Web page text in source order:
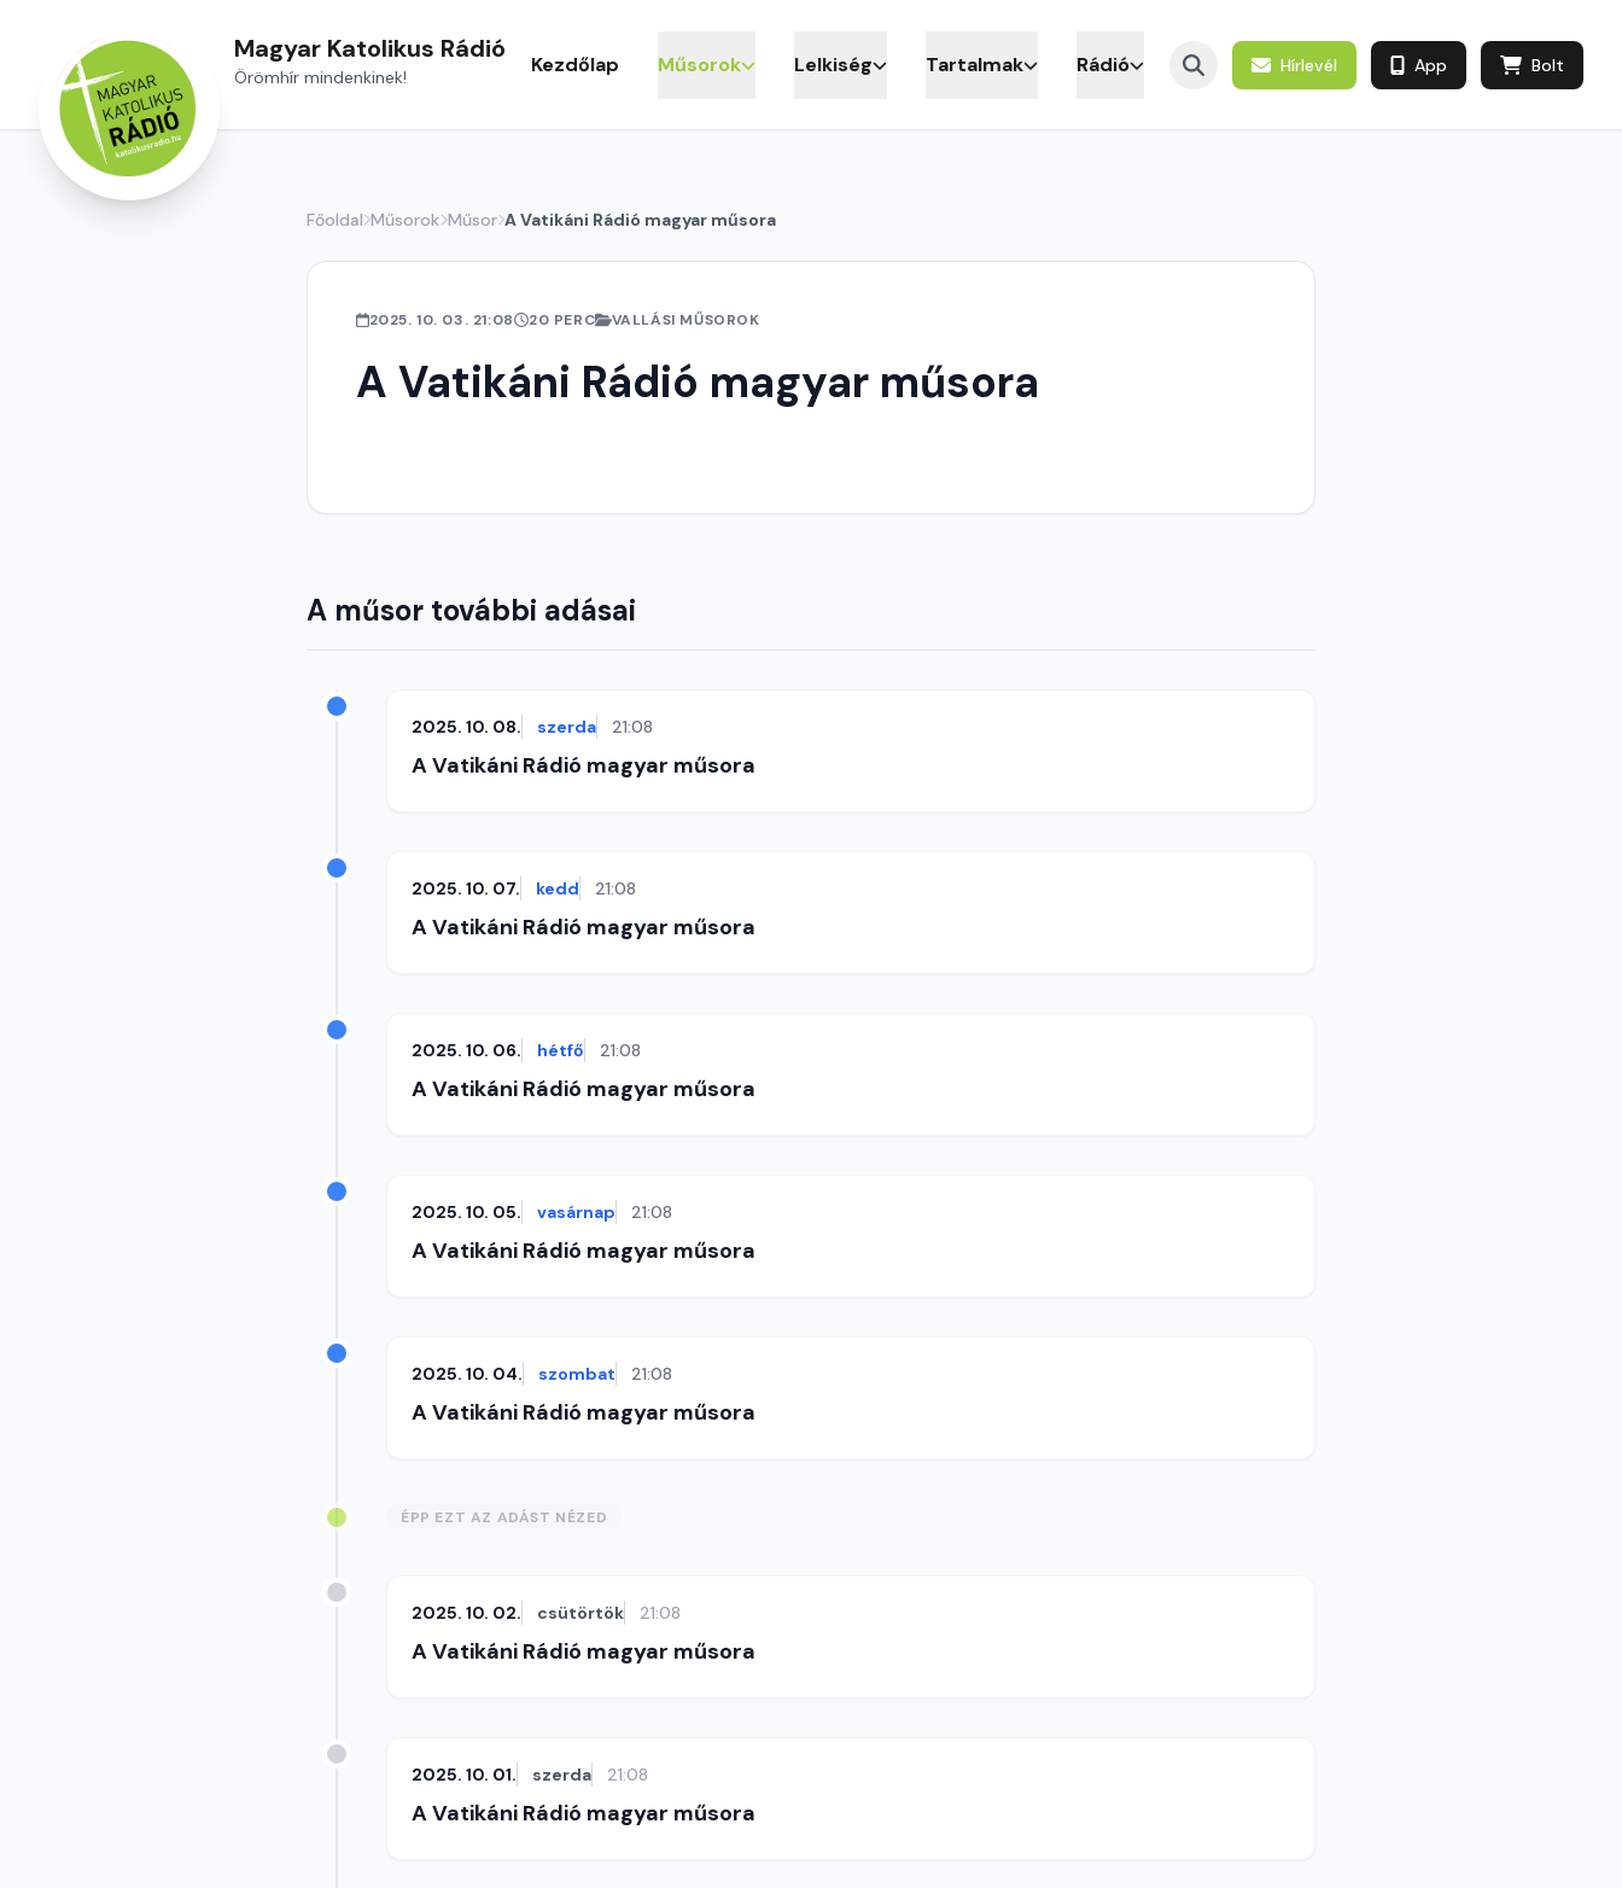
Magyar Katolikus Rádió
Örömhír mindenkinek! Kezdőlap Műsorok Lelkiség Tartalmak Rádió Hírlevél App Bolt
Főoldal Műsorok Műsor A Vatikáni Rádió magyar műsora
2025. 10. 03. 21:08 20 PERC VALLÁSI MŰSOROK
A Vatikáni Rádió magyar műsora
A műsor további adásai
2025. 10. 08. szerda 21:08
A Vatikáni Rádió magyar műsora
2025. 10. 07. kedd 21:08
A Vatikáni Rádió magyar műsora
2025. 10. 06. hétfő 21:08
A Vatikáni Rádió magyar műsora
2025. 10. 05. vasárnap 21:08
A Vatikáni Rádió magyar műsora
2025. 10. 04. szombat 21:08
A Vatikáni Rádió magyar műsora
ÉPP EZT AZ ADÁST NÉZED
2025. 10. 02. csütörtök 21:08
A Vatikáni Rádió magyar műsora
2025. 10. 01. szerda 21:08
A Vatikáni Rádió magyar műsora